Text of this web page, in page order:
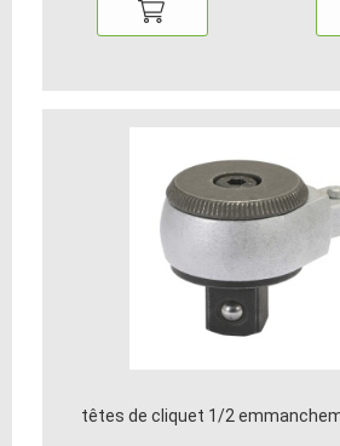
têtes de cliquet 1/2